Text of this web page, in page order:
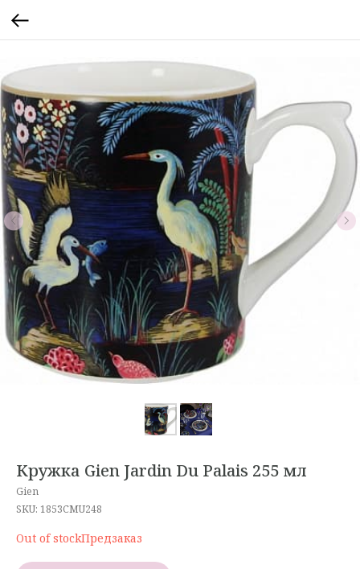
Кружка Gien Jardin Du Palais 255 мл
Gien
SKU: 1853CMU248
Out of stock